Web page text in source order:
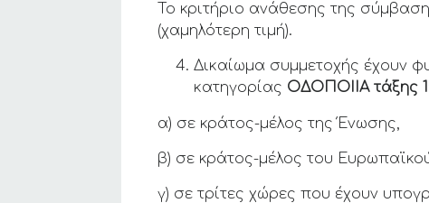
Το κριτήριο ανάθεσης της
(χαμηλότερη τιμή).
Δικαίωμα συμμετοχής έχουν
κατηγορίας ΟΔΟΠΟΙΙΑ τάξης 1
α) σε κράτος-μέλος της Ένωσης,
β) σε κράτος-μέλος του
γ) σε τρίτες χώρες που έχουν